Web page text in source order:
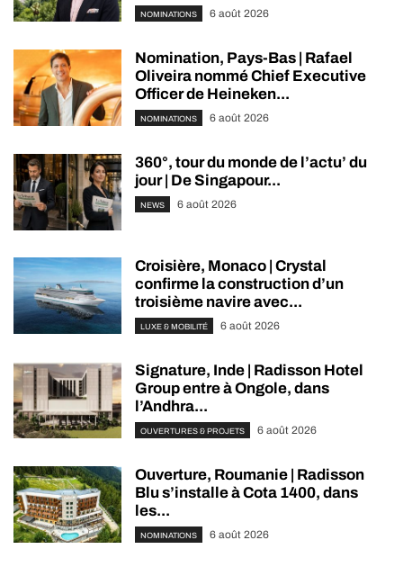
NOMINATIONS 6 août 2026
Nomination, Pays-Bas | Rafael
Oliveira nommé Chief Executive
Officer de Heineken...
NOMINATIONS 6 août 2026
360°, tour du monde de l’actu’ du
jour | De Singapour...
NEWS 6 août 2026
Croisière, Monaco | Crystal
confirme la construction d’un
troisième navire avec...
LUXE & MOBILITÉ 6 août 2026
Signature, Inde | Radisson Hotel
Group entre à Ongole, dans
l’Andhra...
OUVERTURES & PROJETS 6 août 2026
Ouverture, Roumanie | Radisson
Blu s’installe à Cota 1400, dans
les...
NOMINATIONS 6 août 2026